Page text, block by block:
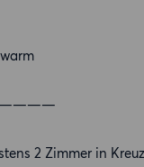
2 Zimmer in